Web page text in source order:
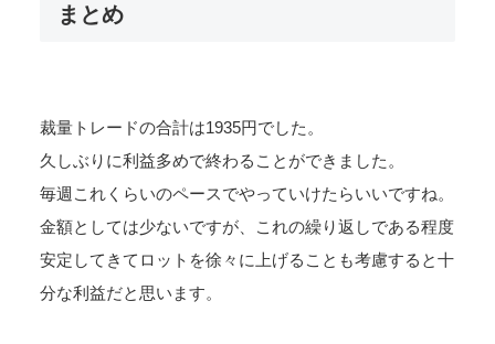
まとめ
裁量トレードの合計は1935円でした。
久しぶりに利益多めで終わることができました。
毎週これくらいのペースでやっていけたらいいですね。
金額としては少ないですが、これの繰り返しである程度
安定してきてロットを徐々に上げることも考慮すると十
分な利益だと思います。